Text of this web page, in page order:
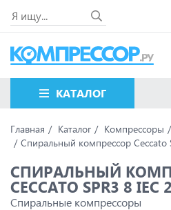
КАТАЛОГ
Главная Каталог Компрессоры
Спиральный компрессор Ceccato
СПИРАЛЬНЫЙ
CECCATO SPR3 8 IEC
Спиральные компрессоры